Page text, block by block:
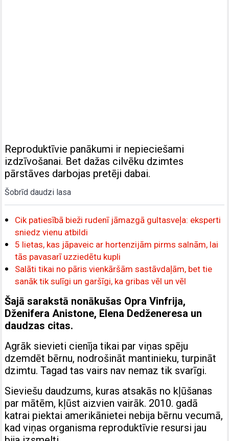
Reproduktīvie panākumi ir nepieciešami
izdzīvošanai. Bet dažas cilvēku dzimtes
pārstāves darbojas pretēji dabai.
Šobrīd daudzi lasa
Cik patiesībā bieži rudenī jāmazgā gultasveļa: eksperti
sniedz vienu atbildi
5 lietas, kas jāpaveic ar hortenzijām pirms salnām, lai
tās pavasarī uzziedētu kupli
Salāti tikai no pāris vienkāršām sastāvdaļām, bet tie
sanāk tik sulīgi un garšīgi, ka gribas vēl un vēl
Šajā sarakstā nonākušas Opra Vinfrija,
Dženifera Anistone, Elena Dedženeresa un
daudzas citas.
Agrāk sievieti cienīja tikai par viņas spēju
dzemdēt bērnu, nodrošināt mantinieku, turpināt
dzimtu. Tagad tas vairs nav nemaz tik svarīgi.
Sieviešu daudzums, kuras atsakās no kļūšanas
par mātēm, kļūst aizvien vairāk. 2010. gadā
katrai piektai amerikānietei nebija bērnu vecumā,
kad viņas organisma reproduktīvie resursi jau